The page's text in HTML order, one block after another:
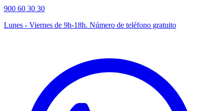
900 60 30 30
Lunes - Viernes de 9h-18h. Número de teléfono gratuito